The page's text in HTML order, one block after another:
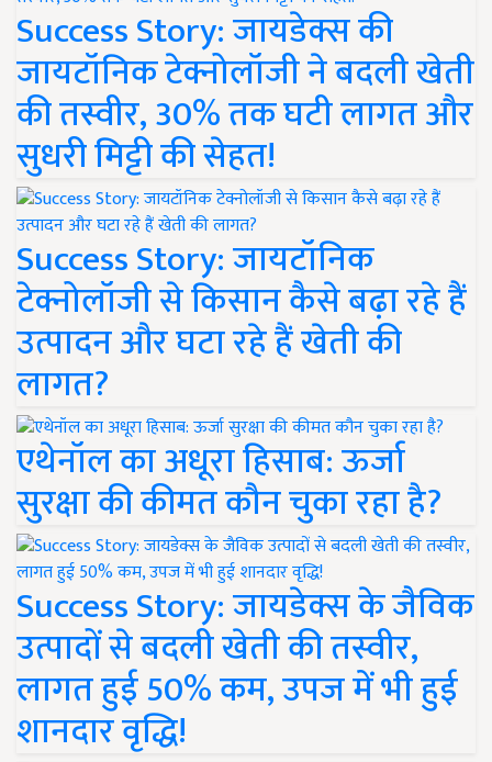
Success Story: जायडेक्स की
जायटॉनिक टेक्नोलॉजी ने बदली खेती
की तस्वीर, 30% तक घटी लागत और
सुधरी मिट्टी की सेहत!
Success Story: जायटॉनिक
टेक्नोलॉजी से किसान कैसे बढ़ा रहे हैं
उत्पादन और घटा रहे हैं खेती की
लागत?
एथेनॉल का अधूरा हिसाब: ऊर्जा
सुरक्षा की कीमत कौन चुका रहा है?
Success Story: जायडेक्स के जैविक
उत्पादों से बदली खेती की तस्वीर,
लागत हुई 50% कम, उपज में भी हुई
शानदार वृद्धि!